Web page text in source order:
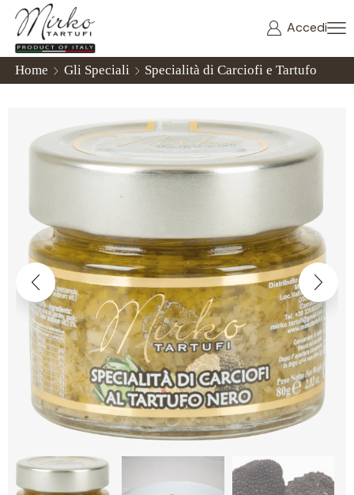
Accedi
Home Gli Speciali Specialità di Carciofi e Tartufo